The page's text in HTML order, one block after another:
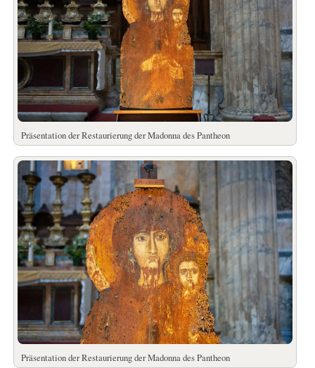
Präsentation der Restaurierung der Madonna des Pantheon
Präsentation der Restaurierung der Madonna des Pantheon